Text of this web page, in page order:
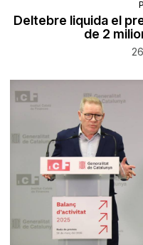
Deltebre liquida el
de 2